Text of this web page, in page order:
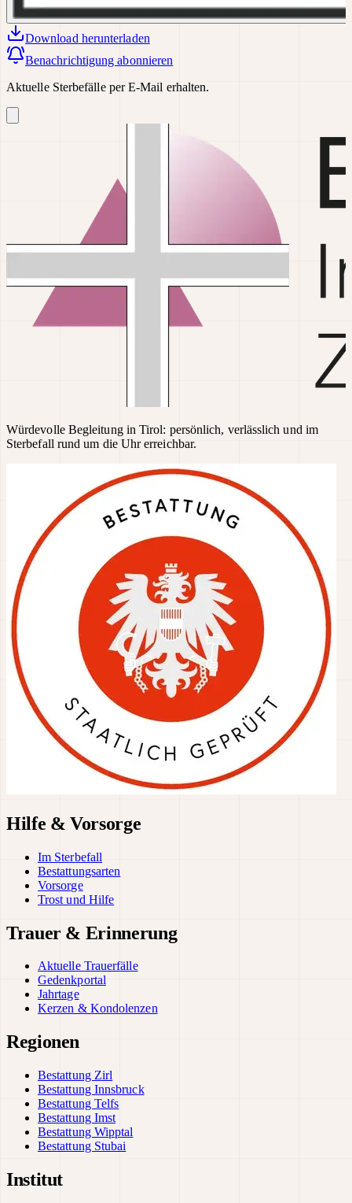
Download herunterladen
Benachrichtigung abonnieren
Aktuelle Sterbefälle per E-Mail erhalten.
Würdevolle Begleitung in Tirol: persönlich, verlässlich und im
Sterbefall rund um die Uhr erreichbar.
Hilfe & Vorsorge
Im Sterbefall
Bestattungsarten
Vorsorge
Trost und Hilfe
Trauer & Erinnerung
Aktuelle Trauerfälle
Gedenkportal
Jahrtage
Kerzen & Kondolenzen
Regionen
Bestattung Zirl
Bestattung Innsbruck
Bestattung Telfs
Bestattung Imst
Bestattung Wipptal
Bestattung Stubai
Institut